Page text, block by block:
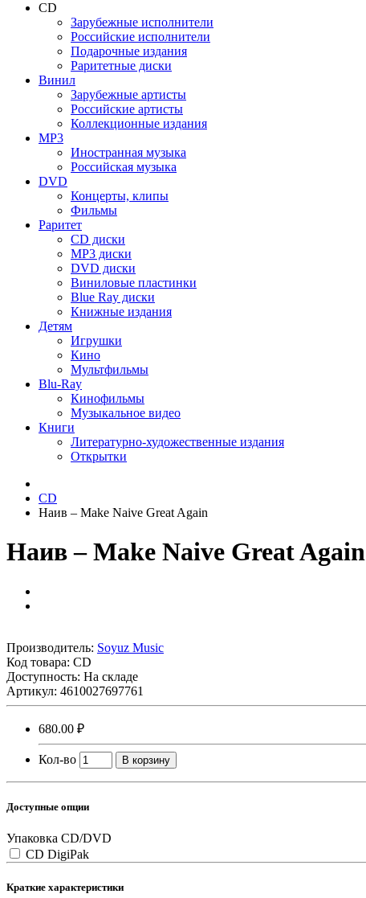
CD
Зарубежные исполнители
Российские исполнители
Подарочные издания
Раритетные диски
Винил
Зарубежные артисты
Российские артисты
Коллекционные издания
MP3
Иностранная музыка
Российская музыка
DVD
Концерты, клипы
Фильмы
Раритет
CD диски
MP3 диски
DVD диски
Виниловые пластинки
Blue Ray диски
Книжные издания
Детям
Игрушки
Кино
Мультфильмы
Blu-Ray
Кинофильмы
Музыкальное видео
Книги
Литературно-художественные издания
Открытки
CD
Наив ‎– Make Naive Great Again
Наив ‎– Make Naive Great Again
Производитель: Soyuz Music
Код товара: CD
Доступность: На складе
Артикул: 4610027697761
680.00 ₽
Кол-во В корзину
Доступные опции
Упаковка CD/DVD
CD DigiPak
Краткие характеристики